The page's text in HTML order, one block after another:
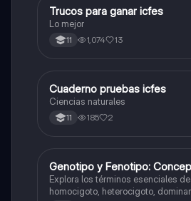
Química
Trucos para ganar icfes
Lo mejor
11 1,074 13
Biologia
Cuaderno pruebas icfes
Ciencias naturales
11 185 2
GBiologia
Genotipo y Fenotipo:
Explora los términos esenciales
homocigoto, heterocigoto,